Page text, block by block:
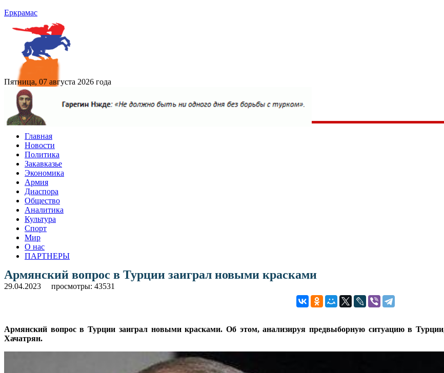
Еркрамас
Пятница, 07 августа 2026 года
Главная
Новости
Политика
Закавказье
Экономика
Армия
Диаспора
Общество
Аналитика
Культура
Спорт
Мир
О нас
ПАРТНЕРЫ
Армянский вопрос в Турции заиграл новыми красками
29.04.2023 просмотры: 43531
Армянский вопрос в Турции заиграл новыми красками. Об этом, анализируя предвыборную ситуацию в
Хачатрян.